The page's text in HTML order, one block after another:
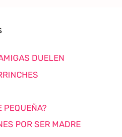
DUELEN
PEQUEÑA?
POR SER MADRE